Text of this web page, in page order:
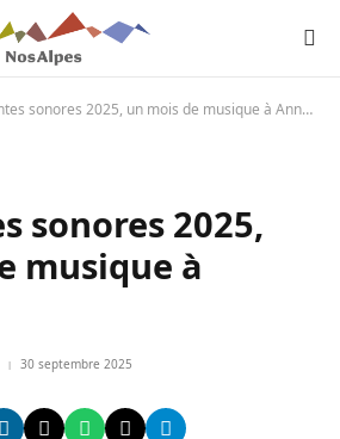
sonores 2025, un mois de musique à Annecy
sonores 2025,
musique à
30 septembre 2025